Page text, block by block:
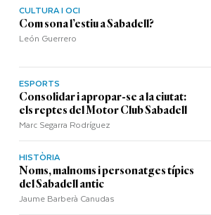
CULTURA I OCI
Com sona l’estiu a Sabadell?
León Guerrero
ESPORTS
Consolidar i apropar-se a la ciutat:
els reptes del Motor Club Sabadell
Marc Segarra Rodríguez
HISTÒRIA
Noms, malnoms i personatges típics
del Sabadell antic
Jaume Barberà Canudas